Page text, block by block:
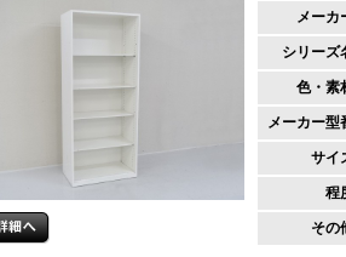
メーカ
シリーズ
色・素
メーカー型
サイ
程
その